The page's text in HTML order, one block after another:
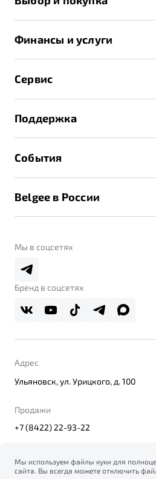
X70
Записаться на тест-драйв
Получить предложение
Финансы и услуги
Страхование
Расчет КАСКО
Сервис
Техническое обслуживание
Калькулятор ТО
Поддержка
Помощь на дорогах
Belgee Линк
Belgee Плюс
Реферальная программа
События
Belgee в России
О дилерском центре
Правовая информация
Мы в соцсетях
Бренд в соцсетях
Адрес
Ульяновск, ул. Урицкого, д. 100
Продажи
+7 (8422) 22-93-22
© 2026
Мы используем файлы куки для
сайта. Вы всегда можете отключить